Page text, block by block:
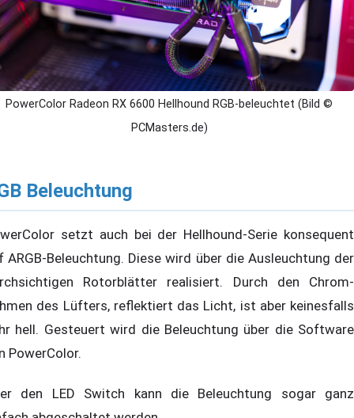
PowerColor Radeon RX 6600 Hellhound RGB-beleuchtet (Bild ©
PCMasters.de)
Beleuchtung
setzt auch bei der Hellhound-Serie konsequent
ARGB-Beleuchtung. Diese wird über die Ausleuchtung der
Rotorblätter realisiert. Durch den Chrom-
des Lüfters, reflektiert das Licht, ist aber keinesfalls
hell. Gesteuert wird die Beleuchtung über die Software
PowerColor.
den LED Switch kann die Beleuchtung sogar ganz